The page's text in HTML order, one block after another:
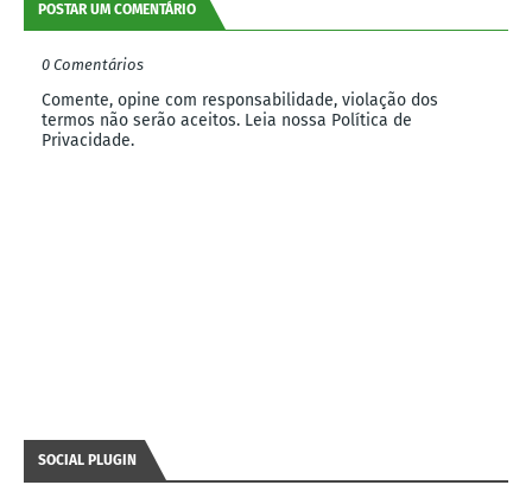
POSTAR UM COMENTÁRIO
0 Comentários
Comente, opine com responsabilidade, violação dos
termos não serão aceitos. Leia nossa Política de
Privacidade.
SOCIAL PLUGIN